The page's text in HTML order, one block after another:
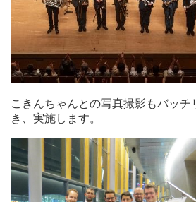
こきんちゃんとの写真撮影もバッチ
き、実施します。